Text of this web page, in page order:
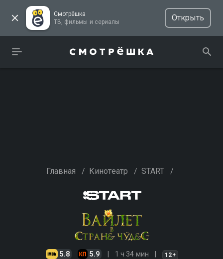
Смотрёшка
ТВ, фильмы и сериалы
Открыть
Главная / Кинотеатр / START /
5.8 5.9 1 ч 34 мин 12+